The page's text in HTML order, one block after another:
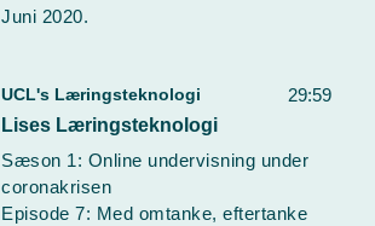
Juni 2020.
29:59
UCL's Læringsteknologi
Lises Læringsteknologi
Sæson 1: Online undervisning under
coronakrisen
Episode 7: Med omtanke, eftertanke